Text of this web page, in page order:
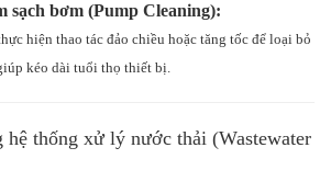
sạch bơm (Pump Cleaning):
hiện thao tác đảo chiều hoặc tăng tốc để loại bỏ
kéo dài tuổi thọ thiết bị.
hệ thống xử lý nước thải (Wastewater